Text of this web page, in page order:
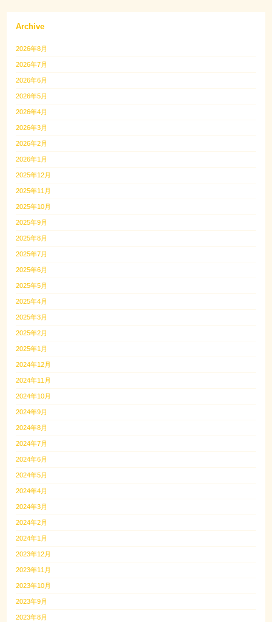
Archive
2026年8月
2026年7月
2026年6月
2026年5月
2026年4月
2026年3月
2026年2月
2026年1月
2025年12月
2025年11月
2025年10月
2025年9月
2025年8月
2025年7月
2025年6月
2025年5月
2025年4月
2025年3月
2025年2月
2025年1月
2024年12月
2024年11月
2024年10月
2024年9月
2024年8月
2024年7月
2024年6月
2024年5月
2024年4月
2024年3月
2024年2月
2024年1月
2023年12月
2023年11月
2023年10月
2023年9月
2023年8月